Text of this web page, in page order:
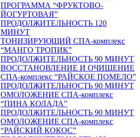
ПРОГРАММА “ФРУКТОВО-
ЙОГУРТОВАЯ”
ПРОДОЛЖИТЕЛЬНОСТЬ 120
МИНУТ
ТОНИЗИРУЮЩИЙ СПА-комплекс
“МАНГО ТРОПИК”
ПРОДОЛЖИТЕЛЬНОСТЬ 90 МИНУТ
ВОССТАНОВЛЕНИЕ И ОЧИЩЕНИЕ
СПА-комплекс “РАЙСКОЕ ПОМЕЛО”
ПРОДОЛЖИТЕЛЬНОСТЬ 90 МИНУТ
ОМОЛОЖЕНИЕ СПА-комплекс
“ПИНА КОЛАДА”
ПРОДОЛЖИТЕЛЬНОСТЬ 90 МИНУТ
ОМОЛОЖЕНИЕ СПА-комплекс
“РАЙСКИЙ КОКОС”